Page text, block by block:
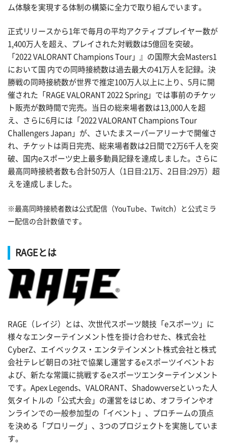
ム体験を実現する体制の構築に全力で取り組んでいます。
正式リリースから1年で毎月の平均アクティブプレイヤー数が
1,400万人を超え、プレイされた対戦数は5億回を突破。
「2022 VALORANT Champions Tour」』の国際大会Masters1
において国 内での同時接続数は過去最大の41万人を記録。決
勝戦の同時接続数が世界で推定100万人以上に上り、5月に開
催された「RAGE VALORANT 2022 Spring」では事前のチケッ
ト販売が数時間で完売。当日の総来場者数は13,000人を超
え、さらに6月には「2022 VALORANT Champions Tour
Challengers Japan」が、さいたまスーパーアリーナで開催さ
れ、チケットは両日完売、総来場者数は2日間で2万6千人を突
破、国内eスポーツ史上最多動員記録を達成しました。さらに
最高同時接続者数も合計50万人（1日目:21万、2日目:29万）超
えを達成しました。
※最高同時接続者数は公式配信（YouTube、Twitch）と公式ミラ
ー配信の合計数値です。
RAGEとは
RAGE（レイジ）とは、次世代スポーツ競技「eスポーツ」に
様々なエンターテインメント性を掛け合わせた、株式会社
CyberZ、エイベックス・エンタテインメント株式会社と株式
会社テレビ朝日の3社で協業し運営するeスポーツイベントお
よび、新たな常識に挑戦するeスポーツエンターテインメント
です。Apex Legends、VALORANT、Shadowverseといった人
気タイトルの「公式大会」の運営をはじめ、オフラインやオ
ンラインでの一般参加型の「イベント」、プロチームの頂点
を決める「プロリーグ」、3つのプロジェクトを実施していま
す。